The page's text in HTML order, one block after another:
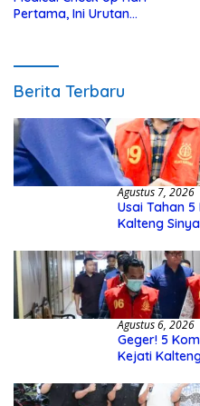
Pertama, Ini Urutan
Berita Terbaru
Agustus 7, 2026
Usai Tahan
Kalteng
Agustus 6, 2026
Geger! 5
Kejati